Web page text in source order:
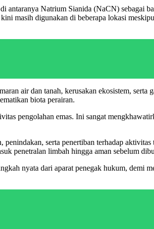
antaranya Natrium Sianida (NaCN) sebagai
masih digunakan di beberapa lokasi
air dan tanah, kerusakan ekosistem, serta
biota perairan.
pengolahan emas. Ini sangat
serta penertiban terhadap aktivitas
penetralan limbah hingga aman sebelum
nyata dari aparat penegak hukum, demi